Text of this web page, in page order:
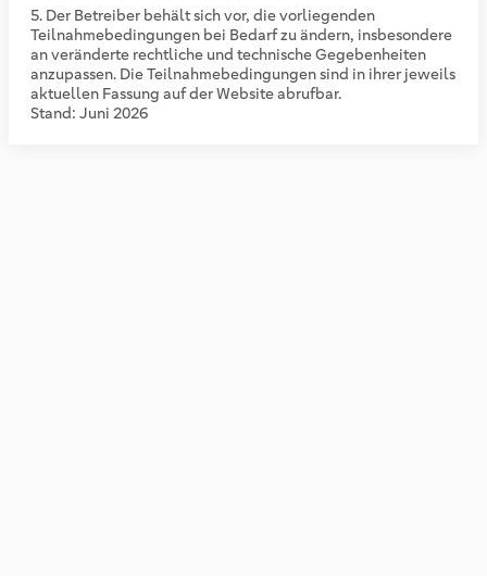
Der Betreiber behält sich vor, die vorliegenden
Teilnahmebedingungen bei Bedarf zu ändern, insbesondere
an veränderte rechtliche und technische Gegebenheiten
anzupassen. Die Teilnahmebedingungen sind in ihrer jeweils
aktuellen Fassung auf der Website abrufbar.
Stand: Juni 2026